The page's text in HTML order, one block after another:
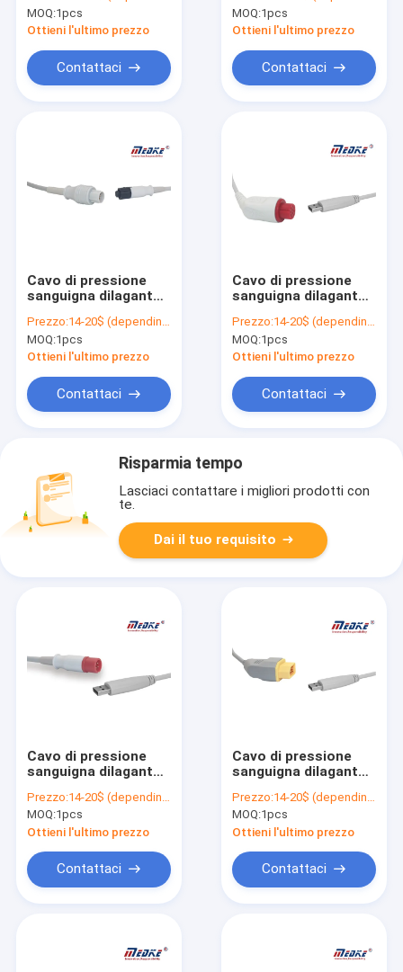
MOQ:1pcs
Ottieni l'ultimo prezzo
Contattaci
MOQ:1pcs
Ottieni l'ultimo prezzo
Contattaci
Cavo di pressione
sanguigna dilagante
trasduttore logico di
B0808 Medex
Prezzo:14-20$ (depending on your qty)
MOQ:1pcs
Ottieni l'ultimo prezzo
Contattaci
Cavo di pressione
sanguigna dilagante
Nelcor di pressione
di USB
Prezzo:14-20$ (depending on your qty)
MOQ:1pcs
Ottieni l'ultimo prezzo
Contattaci
Risparmia tempo
Lasciaci contattare i migliori prodotti con
te.
Dai il tuo requisito
Cavo di pressione
sanguigna dilagante
Prezzo:14-20$ (depending on your qty)
MOQ:1pcs
Ottieni l'ultimo prezzo
Contattaci
Cavo di pressione
sanguigna dilagante
2301 Nihon Kohden di
USB
Prezzo:14-20$ (depending on your qty)
MOQ:1pcs
Ottieni l'ultimo prezzo
Contattaci